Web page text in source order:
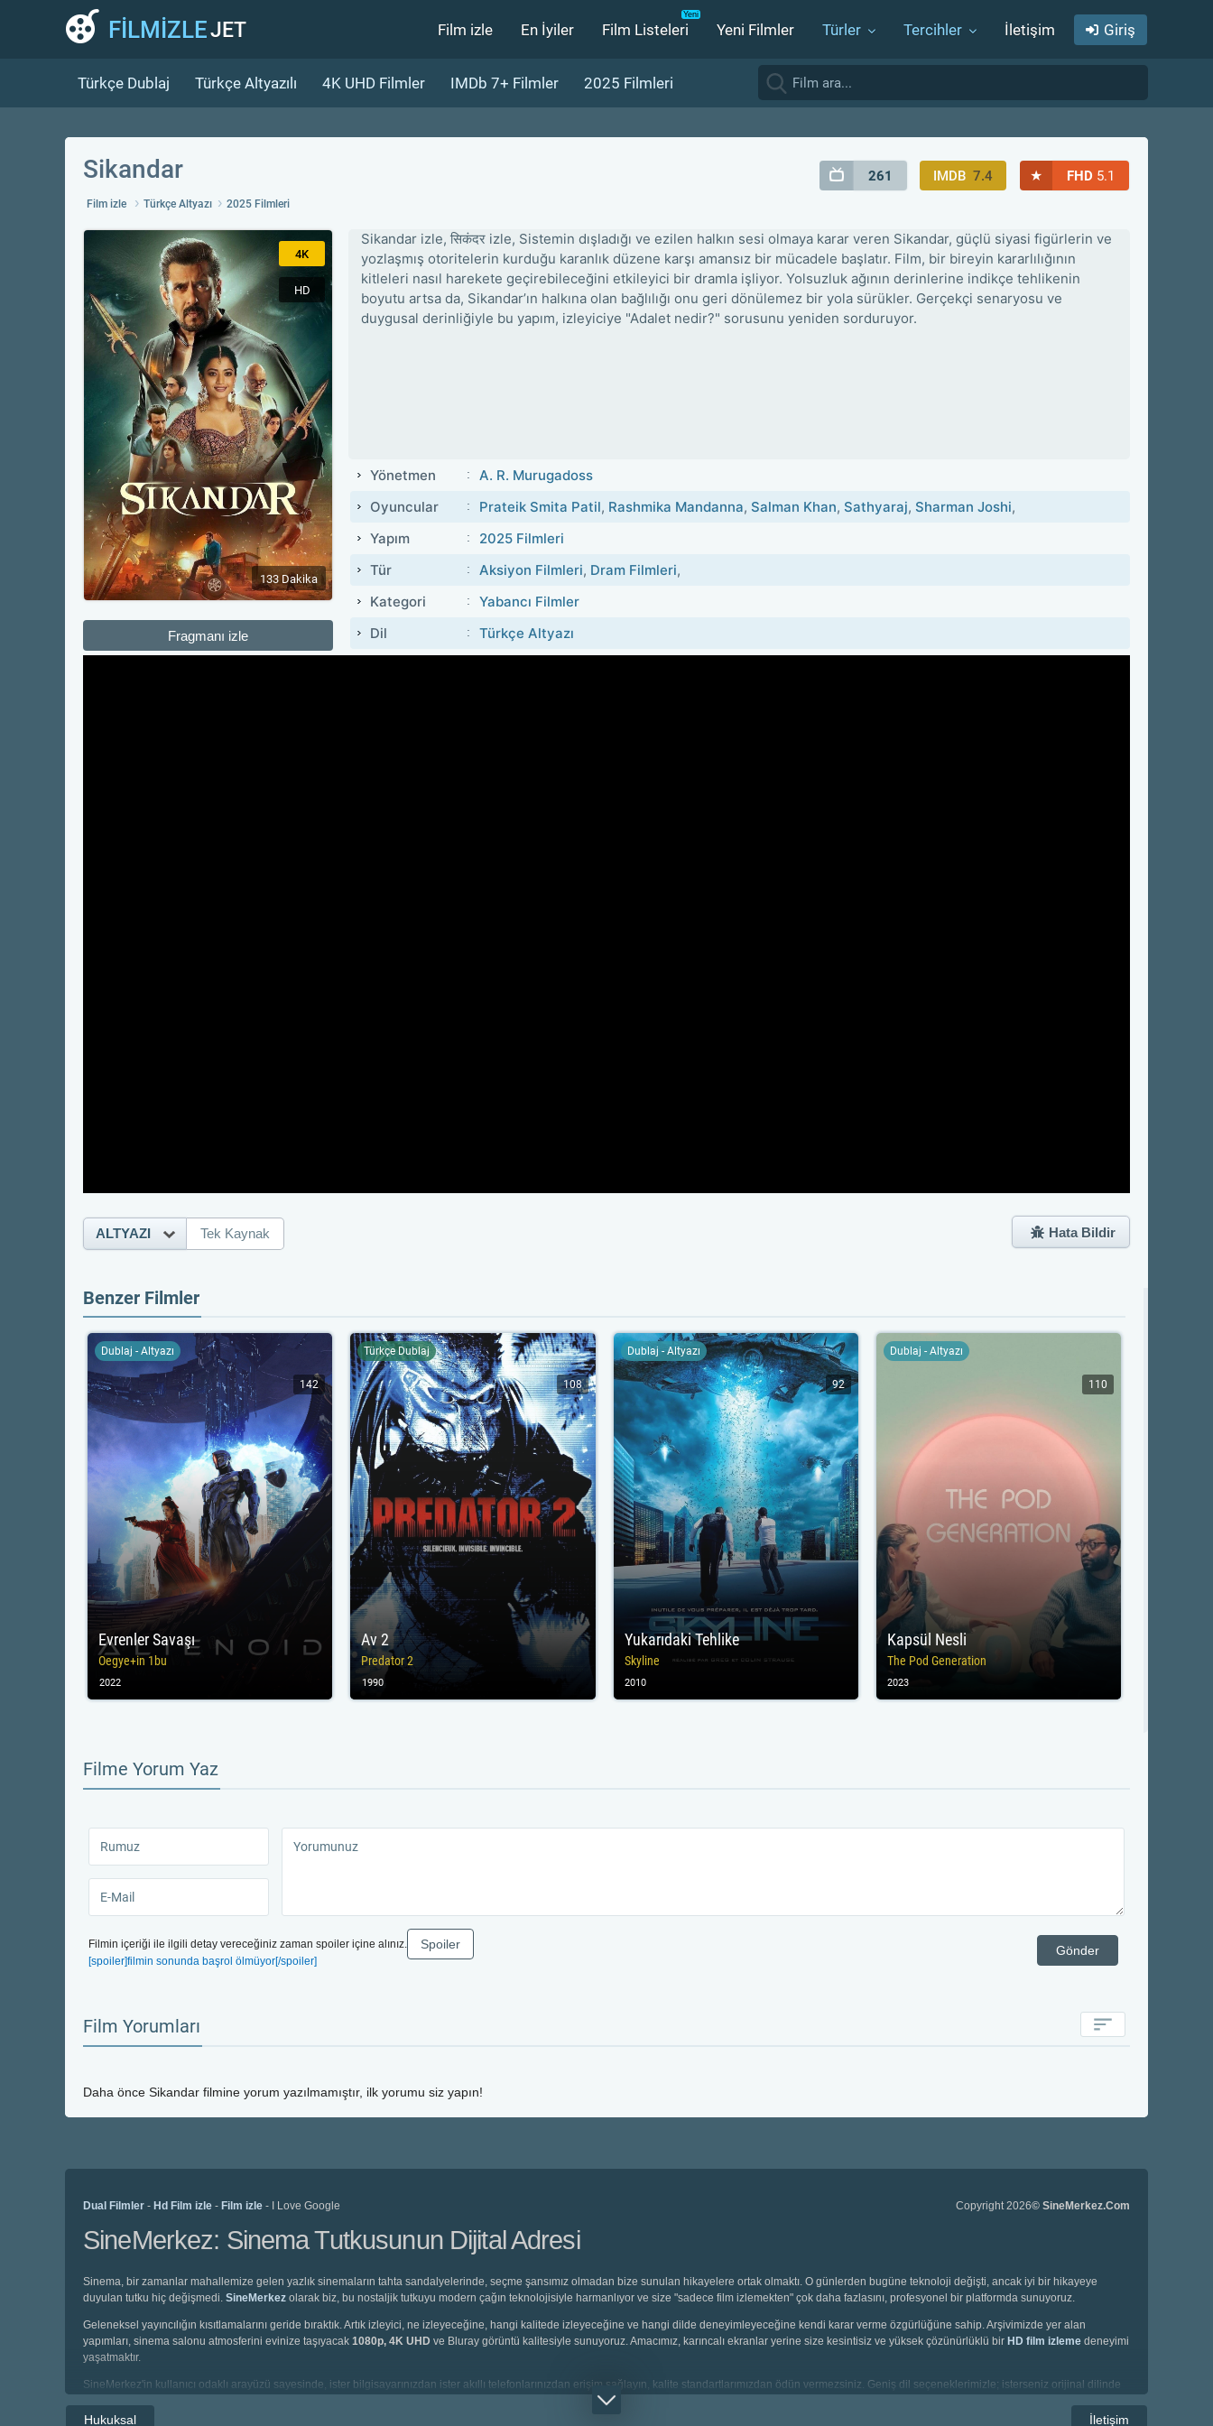
FİLMİZLEJET Film izle En İyiler Film Listeleri Yeni Filmler Türler Tercihler İletişim Giriş
Türkçe Dublaj Türkçe Altyazılı 4K UHD Filmler IMDb 7+ Filmler 2025 Filmleri
Sikandar
Film izle Türkçe Altyazı 2025 Filmleri
261 IMDB 7.4 ★ FHD 5.1
4K
HD
133 Dakika
Fragmanı izle
Sikandar izle, सिकंदर izle, Sistemin dışladığı ve ezilen halkın sesi olmaya karar veren Sikandar, güçlü siyasi figürlerin ve
yozlaşmış otoritelerin kurduğu karanlık düzene karşı amansız bir mücadele başlatır. Film, bir bireyin kararlılığının
kitleleri nasıl harekete geçirebileceğini etkileyici bir dramla işliyor. Yolsuzluk ağının derinlerine indikçe tehlikenin
boyutu artsa da, Sikandar’ın halkına olan bağlılığı onu geri dönülemez bir yola sürükler. Gerçekçi senaryosu ve
duygusal derinliğiyle bu yapım, izleyiciye "Adalet nedir?" sorusunu yeniden sorduruyor.
Yönetmen
A. R. Murugadoss
Oyuncular
Prateik Smita Patil, Rashmika Mandanna, Salman Khan, Sathyaraj, Sharman Joshi,
Yapım
2025 Filmleri
Tür
Aksiyon Filmleri, Dram Filmleri,
Kategori
Yabancı Filmler
Dil
Türkçe Altyazı
ALTYAZI Tek Kaynak Hata Bildir
Benzer Filmler
Evrenler Savaşı
Oegye+in 1bu
Dublaj - Altyazı
142
2022
Av 2
Predator 2
Türkçe Dublaj
108
1990
Yukarıdaki Tehlike
Skyline
Dublaj - Altyazı
92
2010
Kapsül Nesli
The Pod Generation
Dublaj - Altyazı
110
2023
Filme Yorum Yaz
Filmin içeriği ile ilgili detay vereceğiniz zaman spoiler içine alınız.
[spoiler]filmin sonunda başrol ölmüyor[/spoiler]
Gönder
Spoiler
Film Yorumları
Daha önce Sikandar filmine yorum yazılmamıştır, ilk yorumu siz yapın!
Dual Filmler - Hd Film izle - Film izle - I Love Google Copyright 2026© SineMerkez.Com
SineMerkez: Sinema Tutkusunun Dijital Adresi
Sinema, bir zamanlar mahallemize gelen yazlık sinemaların tahta sandalyelerinde, seçme şansımız olmadan bize sunulan hikayelere ortak olmaktı. O günlerden bugüne teknoloji değişti, ancak iyi bir hikayeye
duyulan tutku hiç değişmedi. SineMerkez olarak biz, bu nostaljik tutkuyu modern çağın teknolojisiyle harmanlıyor ve size "sadece film izlemekten" çok daha fazlasını, profesyonel bir platformda sunuyoruz.
Geleneksel yayıncılığın kısıtlamalarını geride bıraktık. Artık izleyici, ne izleyeceğine, hangi kalitede izleyeceğine ve hangi dilde deneyimleyeceğine kendi karar verme özgürlüğüne sahip. Arşivimizde yer alan
yapımları, sinema salonu atmosferini evinize taşıyacak 1080p, 4K UHD ve Bluray görüntü kalitesiyle sunuyoruz. Amacımız, karıncalı ekranlar yerine size kesintisiz ve yüksek çözünürlüklü bir HD film izleme deneyimi
yaşatmaktır.
SineMerkez'in kullanıcı odaklı arayüzü sayesinde, ister bilgisayarınızdan ister akıllı telefonlarınızdan erişim sağlayın, kalite standartlarımızdan ödün vermezsiniz. Geniş dil seçeneklerimizle; isterseniz orijinal dilinde
seçeneklerine saniyeler içinde ulaşabilirsiniz.
Hukuksal İletişim